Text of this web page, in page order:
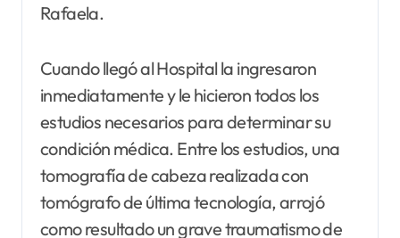
Rafaela.
Cuando llegó al Hospital la ingresaron
inmediatamente y le hicieron todos los
estudios necesarios para determinar su
condición médica. Entre los estudios, una
tomografía de cabeza realizada con
tomógrafo de última tecnología, arrojó
como resultado un grave traumatismo de